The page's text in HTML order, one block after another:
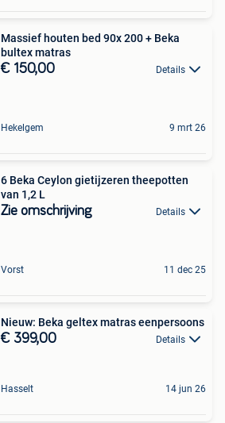
Massief houten bed 90x 200 + Beka
bultex matras
€ 150,00 Details
Hekelgem 9 mrt 26
6 Beka Ceylon gietijzeren theepotten
van 1,2 L
Zie omschrijving Details
Vorst 11 dec 25
Nieuw: Beka geltex matras eenpersoons
€ 399,00 Details
Hasselt 14 jun 26